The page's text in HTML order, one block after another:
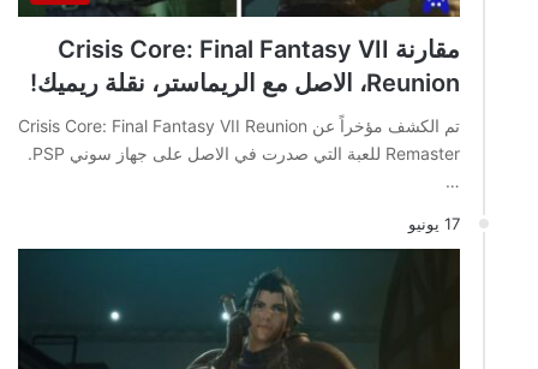
مقارنة Crisis Core: Final Fantasy VII
Reunion، الاصل مع الريماستر، نقلة ريميك!
تم الكشف مؤخراً عن Crisis Core: Final Fantasy VII Reunion
Remaster للعبة التي صدرت في الاصل على جهاز سوني PSP.
…
17 يونيو